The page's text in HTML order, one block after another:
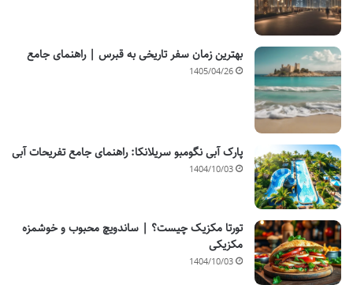
بهترین زمان سفر تاریخی به قبرس | راهنمای جامع
1405/04/26
پارک آبی نگومبو سریلانکا: راهنمای جامع تفریحات آبی
1404/10/03
تورتا مکزیک چیست؟ | ساندویچ محبوب و خوشمزه
مکزیکی
1404/10/03